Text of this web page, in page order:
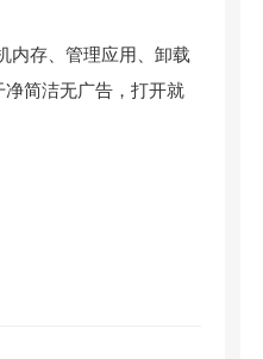
内存、管理应用、卸载
简洁无广告，打开就